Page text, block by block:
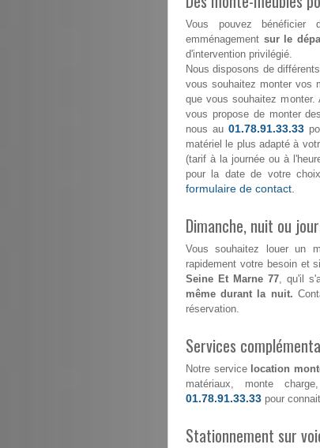
Vous pouvez bénéficier
emménagement sur le
d'intervention privilégié.
Nous disposons de
vous souhaitez monter vos
que vous souhaitez monter.
vous propose de monter
nous au 01.78.91.33.33
matériel le plus adapté à
(tarif à la journée ou à
pour la date de votre
formulaire de contact.
Dimanche, nuit ou
Vous souhaitez louer un
rapidement votre besoin et
Seine Et Marne 77, qu'il
même durant la nuit.
réservation.
Services
Notre service location
matériaux, monte
01.78.91.33.33 pour
Stationnement sur